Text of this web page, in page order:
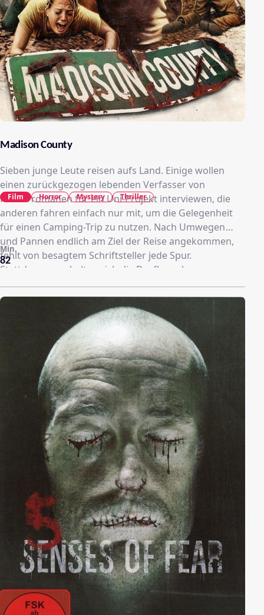
Madison County
Sieben junge Leute reisen aufs Land. Einige wollen
einen zurückgezogen lebenden Verfasser von
Horrorromanen für ein Uni-Projekt interviewen, die
anderen fahren einfach nur mit, um die Gelegenheit
für einen Camping-Trip zu nutzen. Nach Umwegen
und Pannen endlich am Ziel der Reise angekommen,
fehlt von besagtem Schriftsteller jede Spur.
Stattdessen verhalten sich die Dorfbewohner
reserviert bis offen feindselig. Das Campen am
einladenden Bergsee soll trotzdem stattfinden, als aus
dem Nichts ein maskierter Unhold zuschlägt.
82
Min.
Film Horror Mystery Thriller